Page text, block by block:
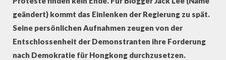
geändert) kommt das Einlenken der Regierung zu spät.
Seine persönlichen Aufnahmen zeugen von der
Entschlossenheit der Demonstranten ihre Forderung
nach Demokratie für Hongkong durchzusetzen.